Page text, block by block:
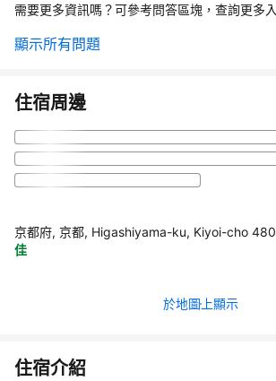
需要更多資訊嗎？可參考問答區塊，查詢更多
顯示所有問題
住宿周邊
京都府, 京都, Higashiyama-ku, Kiyoi-cho
佳
於地圖上顯示
住宿介紹